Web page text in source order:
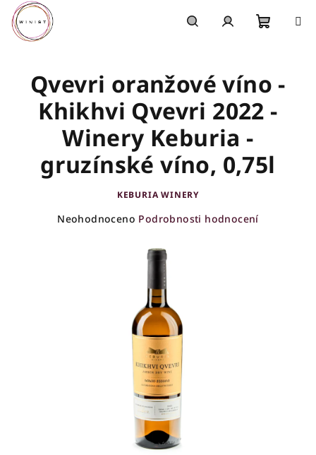
Přejít
na
obsah
košík
Qvevri oranžové víno -
Khikhvi Qvevri 2022 -
Winery Keburia -
gruzínské víno, 0,75l
KEBURIA WINERY
Průměrné
Neohodnoceno Podrobnosti hodnocení